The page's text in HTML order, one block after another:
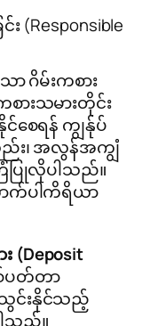
(Responsible
ဂိမ်းကစား
ားသမားတိုင်း
င်စေရန် ကျွန်ုပ်
း၊ အလွန်အကျွံ
ြံပြုလိုပါသည်။
က်ပါကိရိယာ
(Deposit
ပတ်တာ
င်းနိုင်သည့်
သည်။